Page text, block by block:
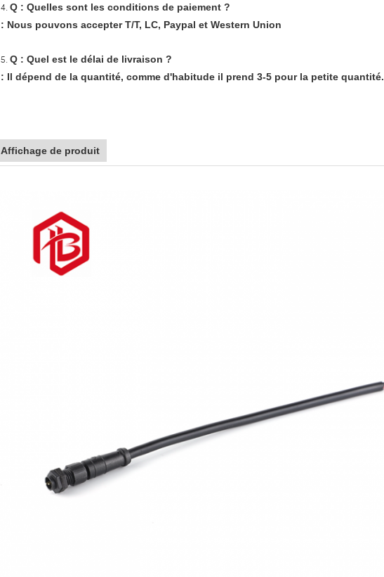
4. Q : Quelles sont les conditions de paiement ?
: Nous pouvons accepter T/T, LC, Paypal et Western Union
5. Q : Quel est le délai de livraison ?
: Il dépend de la quantité, comme d'habitude il prend 3-5 pour la petite quantité.
Affichage de produit